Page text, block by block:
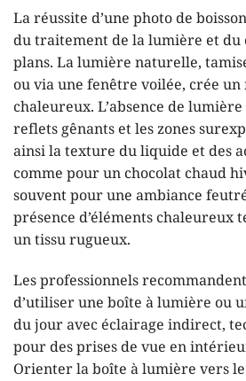
La réussite d’une photo de
du traitement de la lumière et du
plans. La lumière naturelle,
ou via une fenêtre voilée, crée
chaleureux. L’absence de
reflets gênants et les zones
ainsi la texture du liquide et des
comme pour un chocolat chaud
souvent pour une ambiance
présence d’éléments chaleureux
un tissu rugueux.
Les professionnels
d’utiliser une boîte à lumière ou
du jour avec éclairage indirect,
pour des prises de vue en
Orienter la boîte à lumière vers